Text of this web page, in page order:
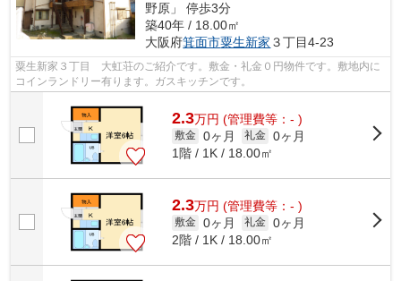
野原」 停歩3分
築40年 / 18.00㎡
大阪府箕面市粟生新家 ３丁目4-23
粟生新家３丁目 大虹荘のご紹介です。敷金・礼金０円物件です。敷地内に
コインランドリー有ります。ガスキッチンです。
2.3万円 (管理費等：- )
敷金 0ヶ月 礼金 0ヶ月
1階 / 1K / 18.00㎡
2.3万円 (管理費等：- )
敷金 0ヶ月 礼金 0ヶ月
2階 / 1K / 18.00㎡